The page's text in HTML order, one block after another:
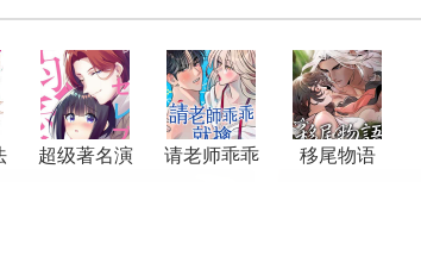
超级著名演
请老师乖乖
移尾物语